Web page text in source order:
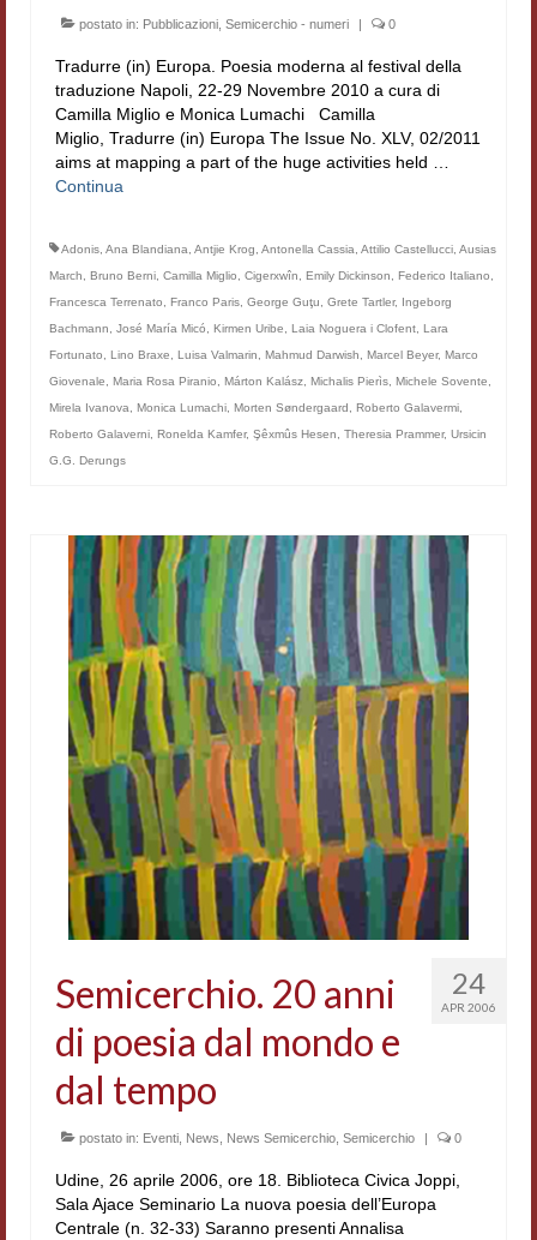
postato in: Pubblicazioni Semicerchio - numeri | 0
Tradurre (in) Europa. Poesia moderna al festival della
traduzione Napoli, 22-29 Novembre 2010 a cura di
Camilla Miglio e Monica Lumachi Camilla
Miglio, Tradurre (in) Europa The Issue No. XLV, 02/2011
aims at mapping a part of the huge activities held …
Continua
Adonis Ana Blandiana Antjie Krog Antonella Cassia Attilio Castellucci Ausias
March
Bruno Berni Camilla Miglio Cigerxwîn Emily Dickinson Federico Italiano
Francesca Terrenato
Franco Paris George Guţu Grete Tartler, Ingeborg
Bachmann
José María Micó Kirmen Uribe Laia Noguera i Clofent Lara
Fortunato
Lino Braxe Luisa Valmarin Mahmud Darwish Marcel Beyer, Marco
Giovenale
Maria Rosa Piranio Márton Kalász Michalis Pierìs Michele Sovente
Mirela Ivanova
Monica Lumachi Morten Søndergaard Roberto Galavermi
Roberto Galaverni Ronelda Kamfer, Şêxmûs Hesen Theresia Prammer, Ursicin
G.G. Derungs
24
APR 2006
Semicerchio. 20 anni
di poesia dal mondo e
dal tempo
postato in: Eventi News News Semicerchio Semicerchio | 0
Udine, 26 aprile 2006, ore 18. Biblioteca Civica Joppi,
Sala Ajace Seminario La nuova poesia dell’Europa
Centrale (n. 32-33) Saranno presenti Annalisa